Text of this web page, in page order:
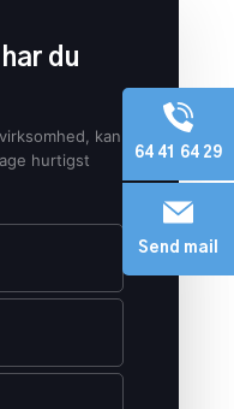
64 41 64 29
Send mail
du
kan
hurtigst